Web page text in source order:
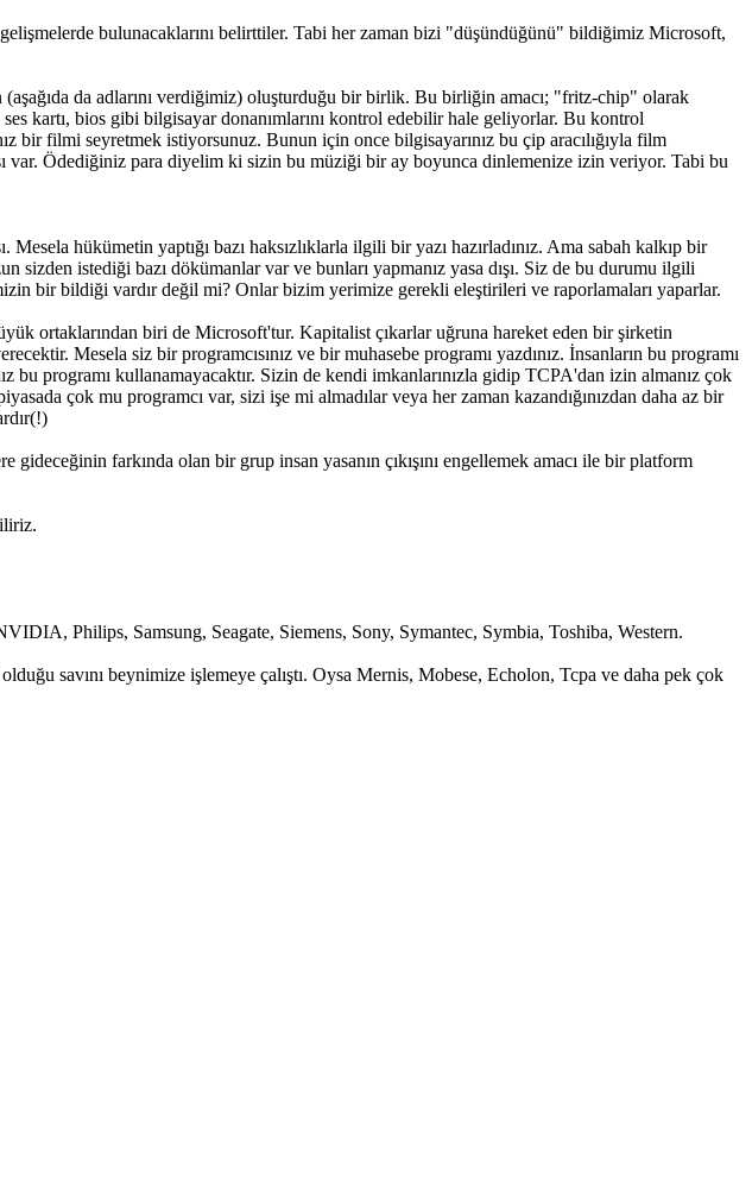
bulunacaklarını belirttiler. Tabi her zaman bizi "düşündüğünü" bildiğimiz Microsoft,
da adlarını verdiğimiz) oluşturduğu bir birlik. Bu birliğin amacı; "fritz-chip" olarak
kartı, bios gibi bilgisayar donanımlarını kontrol edebilir hale geliyorlar. Bu kontrol
bir filmi seyretmek istiyorsunuz. Bunun için once bilgisayarınız bu çip aracılığıyla film
var. Ödediğiniz para diyelim ki sizin bu müziği bir ay boyunca dinlemenize izin veriyor. Tabi bu
hükümetin yaptığı bazı haksızlıklarla ilgili bir yazı hazırladınız. Ama sabah kalkıp bir
sizden istediği bazı dökümanlar var ve bunları yapmanız yasa dışı. Siz de bu durumu ilgili
bir bildiği vardır değil mi? Onlar bizim yerimize gerekli eleştirileri ve raporlamaları yaparlar.
ortaklarından biri de Microsoft'tur. Kapitalist çıkarlar uğruna hareket eden bir şirketin
Mesela siz bir programcısınız ve bir muhasebe programı yazdınız. İnsanların bu programı
bu programı kullanamayacaktır. Sizin de kendi imkanlarınızla gidip TCPA'dan izin almanız çok
çok mu programcı var, sizi işe mi almadılar veya her zaman kazandığınızdan daha az bir
farkında olan bir grup insan yasanın çıkışını engellemek amacı ile bir platform
Philips, Samsung, Seagate, Siemens, Sony, Symantec, Symbia, Toshiba, Western.
savını beynimize işlemeye çalıştı. Oysa Mernis, Mobese, Echolon, Tcpa ve daha pek çok